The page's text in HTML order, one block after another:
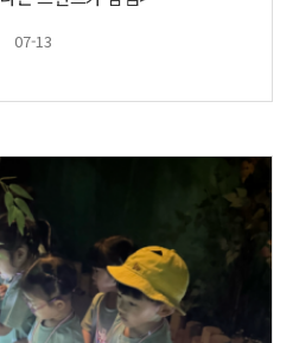
07-13